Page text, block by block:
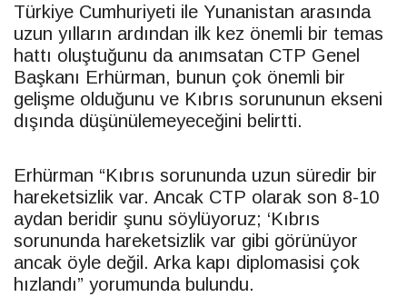
Türkiye Cumhuriyeti ile Yunanistan arasında
uzun yılların ardından ilk kez önemli bir temas
hattı oluştuğunu da anımsatan CTP Genel
Başkanı Erhürman, bunun çok önemli bir
gelişme olduğunu ve Kıbrıs sorununun ekseni
dışında düşünülemeyeceğini belirtti.
Erhürman “Kıbrıs sorununda uzun süredir bir
hareketsizlik var. Ancak CTP olarak son 8-10
aydan beridir şunu söylüyoruz; ‘Kıbrıs
sorununda hareketsizlik var gibi görünüyor
ancak öyle değil. Arka kapı diplomasisi çok
hızlandı” yorumunda bulundu.